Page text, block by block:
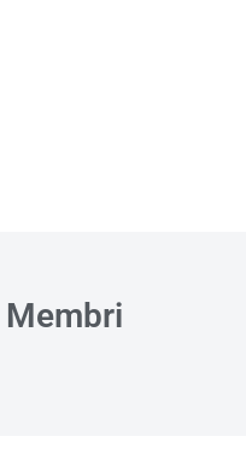
Membri